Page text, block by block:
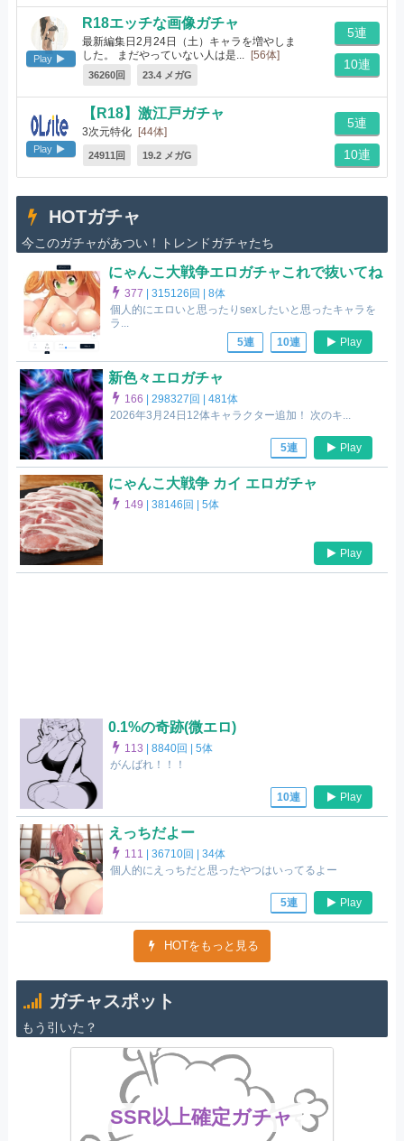
Play
R18エッチな画像ガチャ
最新編集日2月24日（土）キャラを増やしま
した。 まだやっていない人は是...
[56体]
36260回 23.4 メガG
5連
10連
Play
【R18】激江戸ガチャ
3次元特化 [44体]
24911回 19.2 メガG
5連
10連
HOTガチャ
今このガチャがあつい！トレンドガチャたち
にゃんこ大戦争エロガチャこれで抜いてね
377 |315126回 |8体
個人的にエロいと思ったりsexしたいと思ったキャラを
ラ...
5連
10連 Play
新色々エロガチャ
166 |298327回 |481体
2026年3月24日12体キャラクター追加！ 次のキ...
5連 Play
にゃんこ大戦争 カイ エロガチャ
149 |38146回 |5体
Play
0.1%の奇跡(微エロ)
113 |8840回 |5体
がんばれ！！！
10連 Play
えっちだよー
111 |36710回 |34体
個人的にえっちだと思ったやつはいってるよー
5連 Play
HOTをもっと見る
ガチャスポット
もう引いた？
SSR以上確定ガチャ